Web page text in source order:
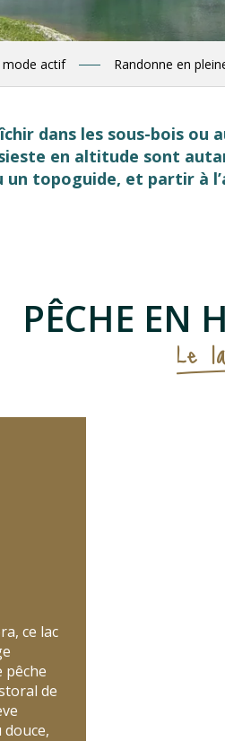
mode actif Randonne en
dans les sous-bois ou
en altitude sont
topoguide, et partir à
aux favoris
PÊCHE EN
Le
ce lac
pêche
de
douce,